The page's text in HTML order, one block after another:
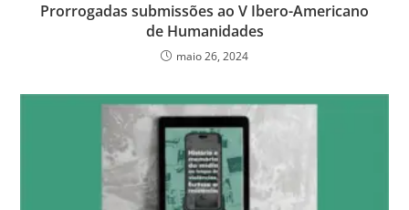
Prorrogadas submissões ao V Ibero-Americano
de Humanidades
maio 26, 2024